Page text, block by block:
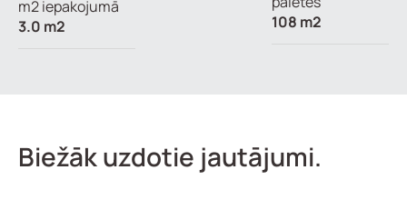
m2 iepakojumā
3.0 m2
108 m2
Biežāk uzdotie jautājumi.